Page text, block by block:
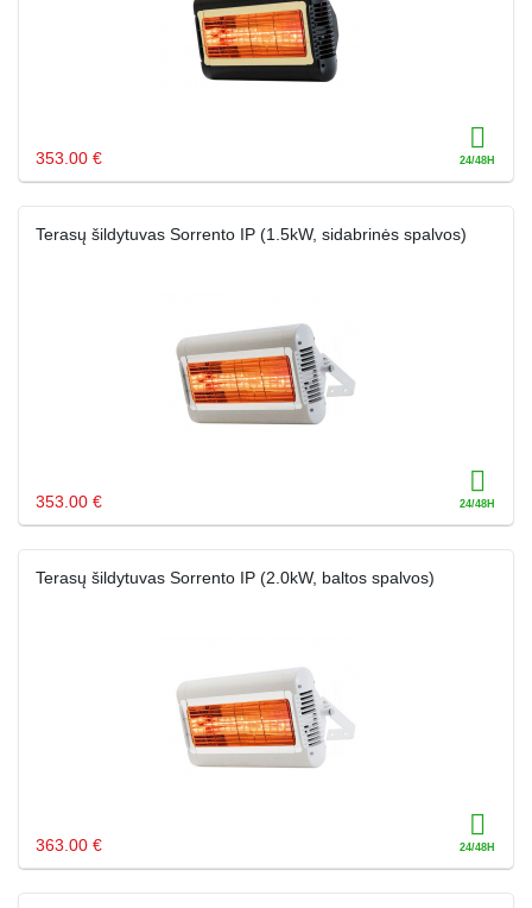
353.00 €
Terasų šildytuvas Sorrento IP (1.5kW, sidabrinės spalvos)
353.00 €
Terasų šildytuvas Sorrento IP (2.0kW, baltos spalvos)
363.00 €